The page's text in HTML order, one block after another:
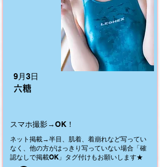
9月3日
六糖
スマホ撮影→OK！
ネット掲載→半目、肌着、着崩れなど写ってい
なく、他の方がはっきり写っていない場合「確
認なしで掲載OK」タグ付けもお願いします★